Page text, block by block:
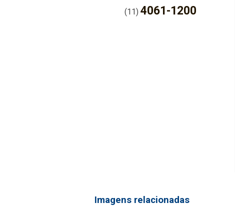
(11)4061-1200
Imagens relacionadas